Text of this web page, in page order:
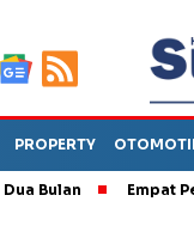
PROPERTY
Empat Pejabat